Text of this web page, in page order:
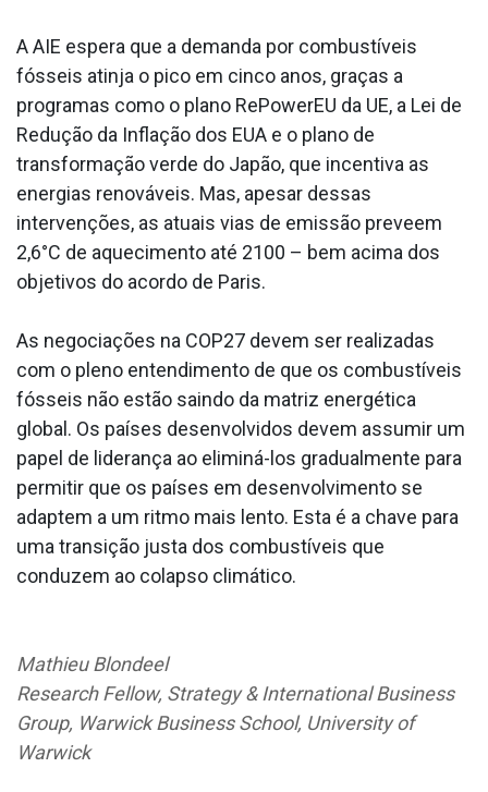
A AIE espera que a demanda por combustíveis
fósseis atinja o pico em cinco anos, graças a
programas como o plano RePowerEU da UE, a Lei de
Redução da Inflação dos EUA e o plano de
transformação verde do Japão, que incentiva as
energias renováveis. Mas, apesar dessas
intervenções, as atuais vias de emissão preveem
2,6°C de aquecimento até 2100 – bem acima dos
objetivos do acordo de Paris.
As negociações na COP27 devem ser realizadas
com o pleno entendimento de que os combustíveis
fósseis não estão saindo da matriz energética
global. Os países desenvolvidos devem assumir um
papel de liderança ao eliminá-los gradualmente para
permitir que os países em desenvolvimento se
adaptem a um ritmo mais lento. Esta é a chave para
uma transição justa dos combustíveis que
conduzem ao colapso climático.
Mathieu Blondeel
Research Fellow, Strategy & International Business
Group, Warwick Business School, University of
Warwick